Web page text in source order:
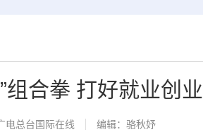
组合拳 打好就业创
电总台国际在线 编辑：骆秋妤